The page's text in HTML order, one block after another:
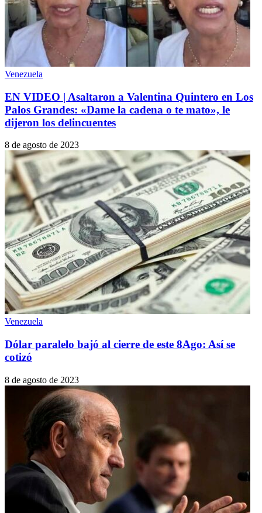
Venezuela
EN VIDEO | Asaltaron a Valentina Quintero en Los
Palos Grandes: «Dame la cadena o te mato», le
dijeron los delincuentes
8 de agosto de 2023
Venezuela
Dólar paralelo bajó al cierre de este 8Ago: Así se
cotizó
8 de agosto de 2023